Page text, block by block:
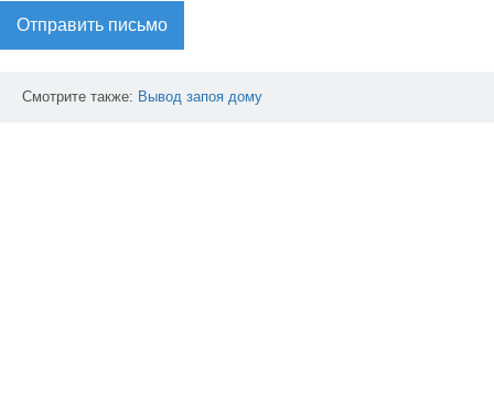
Отправить письмо
Смотрите также: Вывод запоя дому